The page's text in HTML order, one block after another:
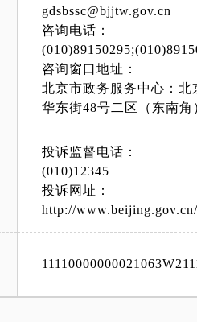
gdsbssc@bjjtw.gov.cn
咨询电话：
咨询窗口地址：
北京市政务服务中心：
华东街48号二区（东南角
投诉监督电话：
(010)12345
投诉网址：
http://